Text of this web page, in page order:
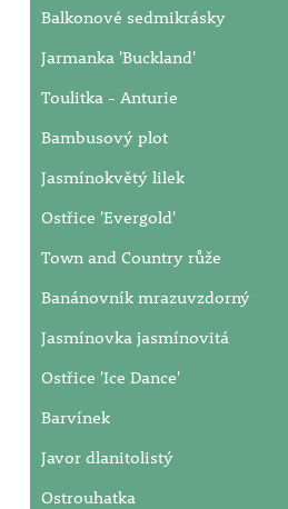
Balkonové sedmikrásky
Jarmanka 'Buckland'
Toulitka - Anturie
Bambusový plot
Jasmínokvětý lilek
Ostřice 'Evergold'
Town and Country růže
Banánovník mrazuvzdorný
Jasmínovka jasmínovitá
Ostřice 'Ice Dance'
Barvínek
Javor dlanitolistý
Ostrouhatka